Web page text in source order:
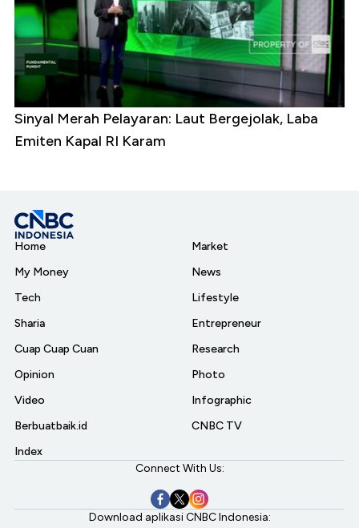
Sinyal Merah Pelayaran: Laut Bergejolak, Laba
Emiten Kapal RI Karam
Home
My Money
Tech
Sharia
Cuap Cuap Cuan
Opinion
Video
Berbuatbaik.id
Index
Market
News
Lifestyle
Entrepreneur
Research
Photo
Infographic
CNBC TV
Connect With Us:
Download aplikasi CNBC Indonesia: